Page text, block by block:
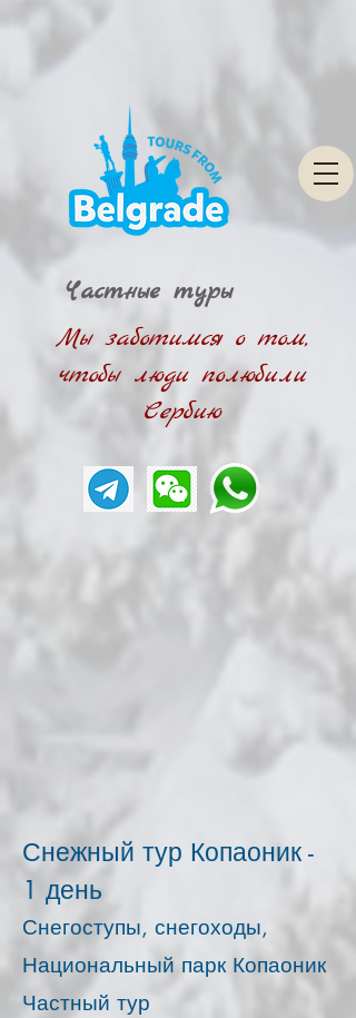
Мы заботимся о том,
чтобы люди полюбили
Сербию
Частные туры
Снежный тур Копаоник -
1 день
Снегоступы, снегоходы,
Национальный парк Копаоник
Частный тур